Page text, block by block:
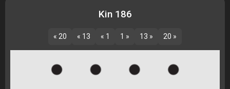
Kin 186
« 20 « 13 « 1 1 » 13 » 20 »